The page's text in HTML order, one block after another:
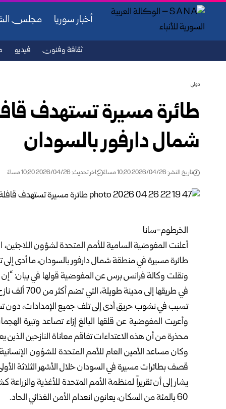
أخبار سوريا مجلس
ثقافة وفنون فيديو
دولي
طائرة مسيرة تستهدف
شمال دارفور بالسودان
تاريخ النشر: 2026/04/26 10:20 مساءً اخر تحديث: 2026/04/26 10:20 مساءً
الخرطوم-سانا
أعلنت المفوضية السامية للأمم المتحدة لشؤون اللاجئين،
طائرة مسيرة في منطقة شمال دارفور بالسودان، ما أدى إلى
ونقلت وكالة فرانس برس عن المفوضية قولها في بيان:
في طريقها
تسبب في نشوب حريق أدى إلى تلف جميع الإمدادات، دون
وأعربت المفوضية عن قلقها البالغ إزاء تصاعد وتيرة
محذرة من أن هذه الاعتداءات تفاقم معاناة النازحين
قصف بطائرات مسيرة في السودان خلال الأشهر الثلاثة
60 بالمئة من السكان، يعانون انعدام الأمن الغذائي الحاد.